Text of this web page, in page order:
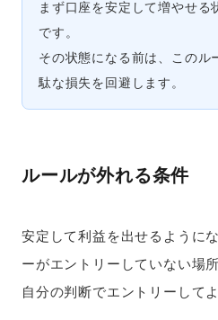
まず口座を安定して増やせる
です。
その状態になる前は、このル
駄な損失を回避します。
ルールが外れる条件
安定して利益を出せるように
ーがエントリーしていない場所
自分の判断でエントリーして